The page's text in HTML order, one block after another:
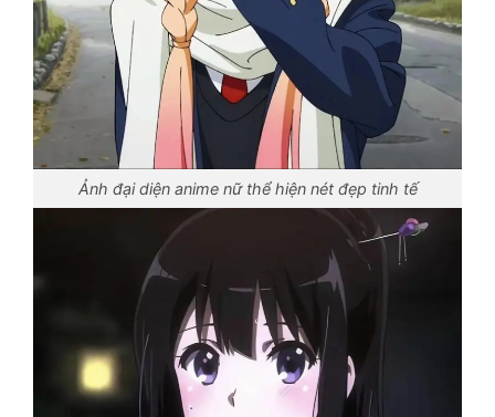
Ảnh đại diện anime nữ thể hiện nét đẹp tinh tế